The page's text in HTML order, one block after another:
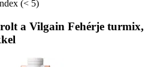
(< 5)
a Vilgain Fehérje turmix,